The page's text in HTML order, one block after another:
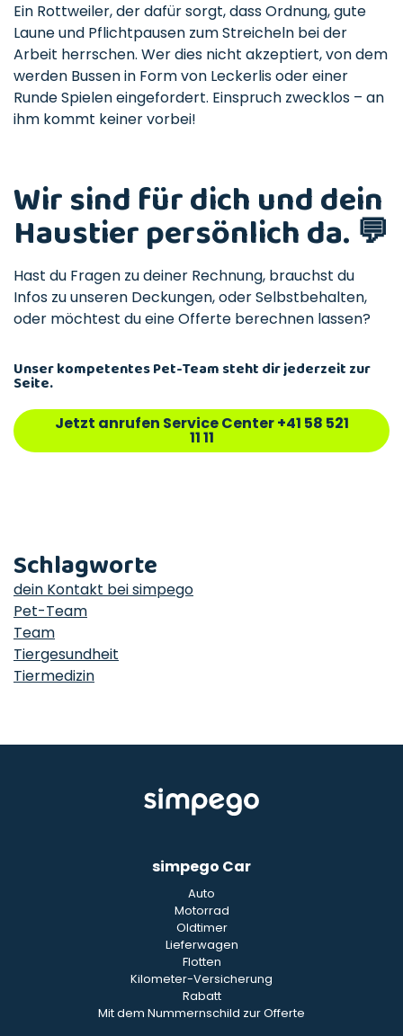
Ein Rottweiler, der dafür sorgt, dass Ordnung, gute
Laune und Pflichtpausen zum Streicheln bei der
Arbeit herrschen. Wer dies nicht akzeptiert, von dem
werden Bussen in Form von Leckerlis oder einer
Runde Spielen eingefordert. Einspruch zwecklos – an
ihm kommt keiner vorbei!
Wir sind für dich und dein
Haustier persönlich da. 💬
Hast du Fragen zu deiner Rechnung, brauchst du
Infos zu unseren Deckungen, oder Selbstbehalten,
oder möchtest du eine Offerte berechnen lassen?
Unser kompetentes Pet-Team steht dir jederzeit zur
Seite.
Jetzt anrufen Service Center +41 58 521
11 11
Schlagworte
dein Kontakt bei simpego
Pet-Team
Team
Tiergesundheit
Tiermedizin
simpego Car
Auto
Motorrad
Oldtimer
Lieferwagen
Flotten
Kilometer-Versicherung
Rabatt
Mit dem Nummernschild zur Offerte